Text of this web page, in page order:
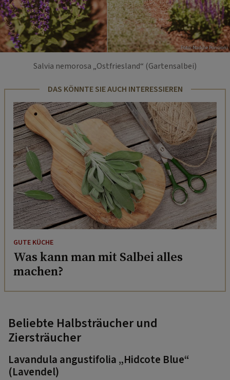
Foto: Nadine Poncioni
Salvia nemorosa „Ostfriesland“ (Gartensalbei)
DAS KÖNNTE SIE AUCH INTERESSIEREN
GUTE KÜCHE
Was kann man mit Salbei alles
machen?
Beliebte Halbsträucher und
Ziersträucher
Lavandula angustifolia „Hidcote Blue“
(Lavendel)